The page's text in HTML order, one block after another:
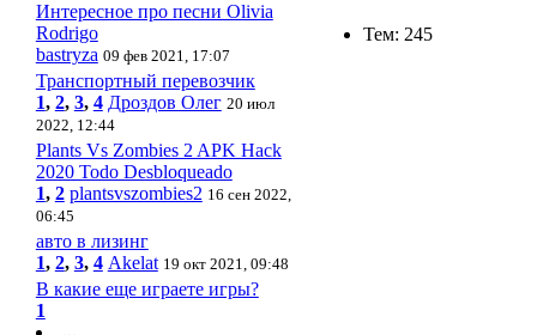
Тем: 245
Интересное про песни Olivia
Rodrigo
bastryza 09 фев 2021, 17:07
Транспортный перевозчик
1, 2, 3, 4 Дроздов Олег 20 июл
2022, 12:44
Plants Vs Zombies 2 APK Hack
2020 Todo Desbloqueado
1, 2 plantsvszombies2 16 сен 2022,
06:45
авто в лизинг
1, 2, 3, 4 Akelat 19 окт 2021, 09:48
В какие еще играете игры?
1